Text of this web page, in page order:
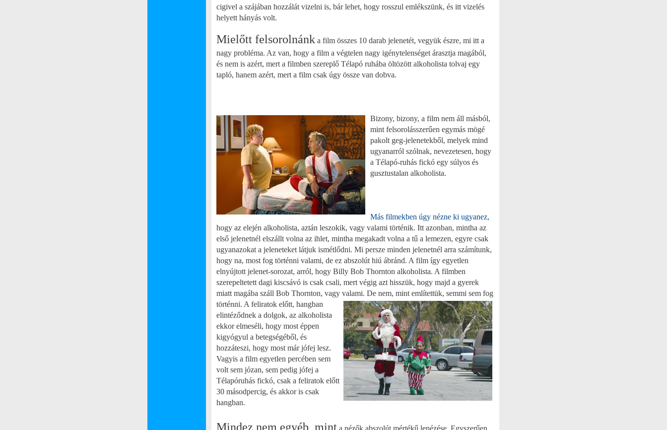
cigivel a szájában hozzálát vizelni is, bár lehet, hogy rosszul emlékszünk, és itt vizelés
helyett hányás volt.
Mielőtt felsorolnánk a film összes 10 darab jelenetét, vegyük észre, mi itt a
nagy probléma. Az van, hogy a film a végtelen nagy igénytelenséget árasztja magából,
és nem is azért, mert a filmben szereplő Télapó ruhába öltözött alkoholista tolvaj egy
tapló, hanem azért, mert a film csak úgy össze van dobva.
Bizony, bizony, a film nem áll másból,
mint felsorolásszerűen egymás mögé
pakolt geg-jelenetekből, melyek mind
ugyanarról szólnak, nevezetesen, hogy
a Télapó-ruhás fickó egy súlyos és
gusztustalan alkoholista.
Más filmekben úgy nézne ki ugyanez,
hogy az elején alkoholista, aztán leszokik, vagy valami történik. Itt azonban, mintha az
első jelenetnél elszállt volna az ihlet, mintha megakadt volna a tű a lemezen, egyre csak
ugyanazokat a jeleneteket látjuk ismétlődni. Mi persze minden jelenetnél arra számítunk,
hogy na, most fog történni valami, de ez abszolút hiú ábránd. A film így egyetlen
elnyújtott jelenet-sorozat, arról, hogy Billy Bob Thornton alkoholista. A filmben
szerepeltetett dagi kiscsávó is csak csali, mert végig azt hisszük, hogy majd a gyerek
miatt magába száll Bob Thornton, vagy valami. De nem, mint említettük, semmi sem fog
történni. A feliratok előtt, hangban
elintéződnek a dolgok, az alkoholista
ekkor elmeséli, hogy most éppen
kigyógyul a betegségéből, és
hozzáteszi, hogy most már jófej lesz.
Vagyis a film egyetlen percében sem
volt sem józan, sem pedig jófej a
Télapóruhás fickó, csak a feliratok előtt
30 másodpercig, és akkor is csak
hangban.
Mindez nem egyéb, mint a nézők abszolút mértékű lenézése. Egyszerűen